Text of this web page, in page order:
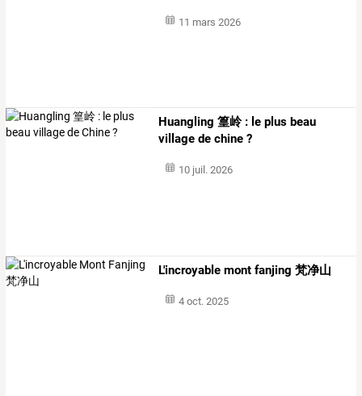
11 mars 2026
Huangling 篁岭 : le plus beau
village de chine ?
10 juil. 2026
L'incroyable mont fanjing 梵净山
4 oct. 2025